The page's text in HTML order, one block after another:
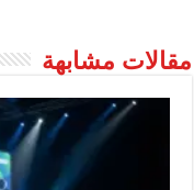
مقالات مشابهة